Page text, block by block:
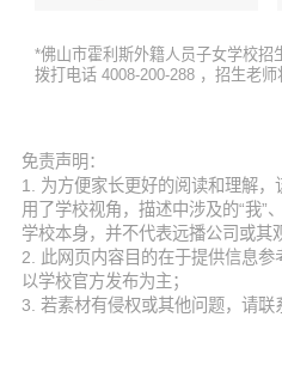
*佛山市霍利斯外籍人员子女学校招
拨打电话 4008-200-288 ，招生老师
免责声明：
1. 为方便家长更好的阅读和理解
用了学校视角，描述中涉及的“我”
学校本身，并不代表远播公司或其
2. 此网页内容目的在于提供信息
以学校官方发布为主；
3. 若素材有侵权或其他问题，请联